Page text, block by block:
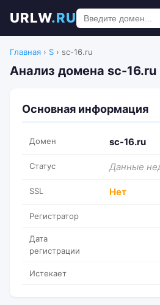
URLW.RU
Главная › S › sc-16.ru
Анализ домена sc-16.ru
Основная информация
Домен sc-16.ru
Статус Данные
SSL Нет
Регистратор
Дата
регистрации
Истекает